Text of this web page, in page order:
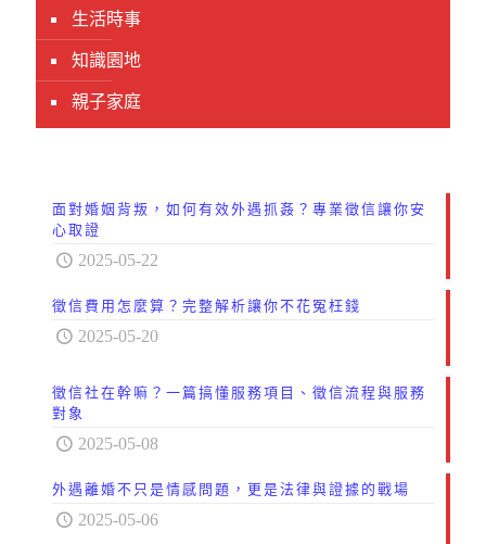
生活時事
知識園地
親子家庭
面對婚姻背叛，如何有效外遇抓姦？專業徵信讓你安
心取證
2025-05-22
徵信費用怎麼算？完整解析讓你不花冤枉錢
2025-05-20
徵信社在幹嘛？一篇搞懂服務項目、徵信流程與服務
對象
2025-05-08
外遇離婚不只是情感問題，更是法律與證據的戰場
2025-05-06